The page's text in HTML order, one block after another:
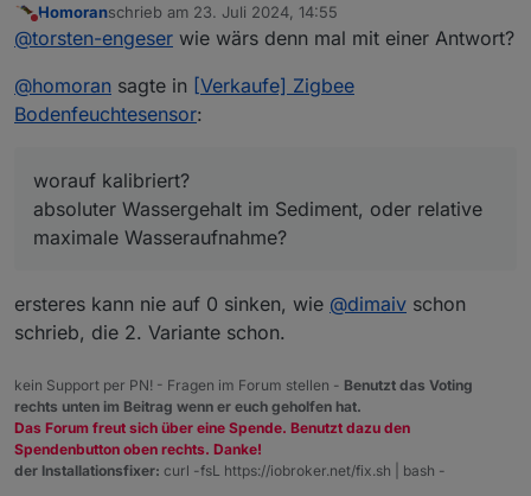
Nicht stören
Homoranschrieb am 23. Juli 2024, 14:55
zuletzt editiert von
@torsten-engeser wie wärs denn mal mit einer Antwort?
@homoran sagte in [Verkaufe] Zigbee
Bodenfeuchtesensor:
worauf kalibriert?
absoluter Wassergehalt im Sediment, oder relative
maximale Wasseraufnahme?
ersteres kann nie auf 0 sinken, wie @dimaiv schon
schrieb, die 2. Variante schon.
kein Support per PN! - Fragen im Forum stellen - Benutzt das Voting
rechts unten im Beitrag wenn er euch geholfen hat.
Das Forum freut sich über eine Spende. Benutzt dazu den
Spendenbutton oben rechts. Danke!
der Installationsfixer: curl -fsL https://iobroker.net/fix.sh | bash -